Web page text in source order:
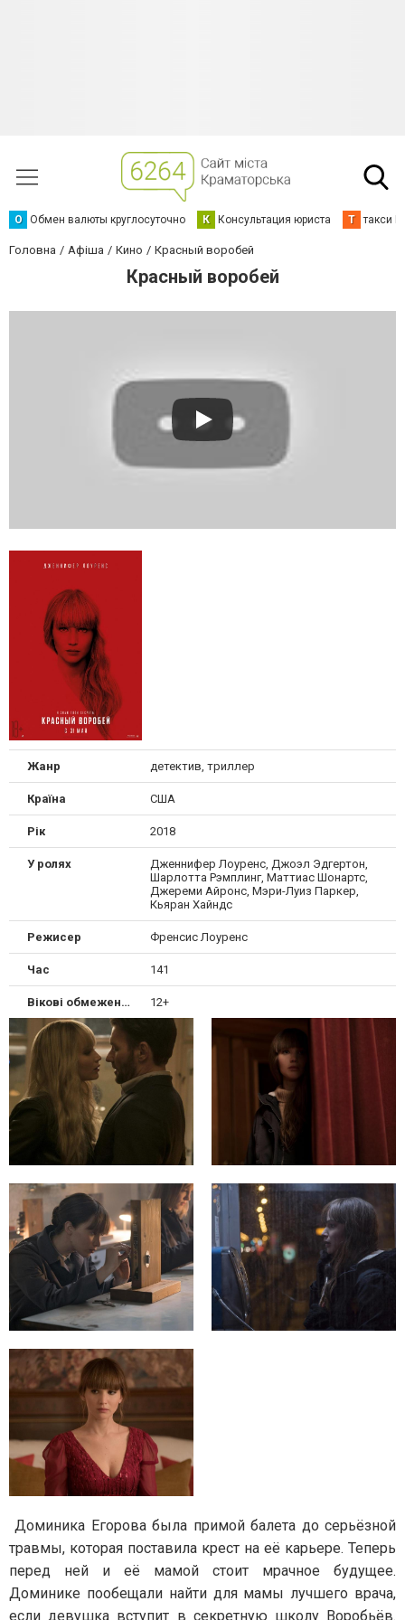
О Обмен валюты круглосуточно К Консультация юриста Т такси
Головна Афіша Кино Красный воробей
Красный воробей
Жанр детектив, триллер
Країна США
Рік 2018
У ролях
Дженнифер Лоуренс, Джоэл Эдгертон,
Шарлотта Рэмплинг, Маттиас Шонартс,
Джереми Айронс, Мэри-Луиз Паркер,
Кьяран Хайндс
Режисер Френсис Лоуренс
Час 141
Вікові обмеження 12+
Доминика Егорова была примой балета до серьёзной
травмы, которая поставила крест на её карьере. Теперь
перед ней и её мамой стоит мрачное будущее.
Доминике пообещали найти для мамы лучшего врача,
если девушка вступит в секретную школу Воробьёв.